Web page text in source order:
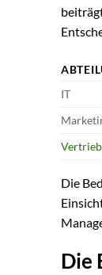
IT
Vertrieb
Die
Die